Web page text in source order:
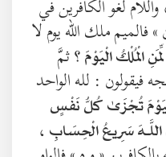
لغو الكافرين في
فالميم ملك الله يوم لا
لِّمَنِ الْمُلْكُ الْيَوْمَ؟ ثمَّ
فيقولون : لله الواحد
تُجْزَىٰ كُلُّ نَفْسٍ
سَرِيعُ الْحِسَابِ،